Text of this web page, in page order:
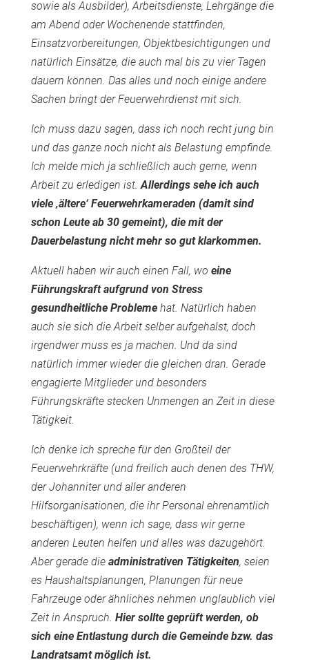
sowie als Ausbilder), Arbeitsdienste, Lehrgänge die
am Abend oder Wochenende stattfinden,
Einsatzvorbereitungen, Objektbesichtigungen und
natürlich Einsätze, die auch mal bis zu vier Tagen
dauern können. Das alles und noch einige andere
Sachen bringt der Feuerwehrdienst mit sich.
Ich muss dazu sagen, dass ich noch recht jung bin
und das ganze noch nicht als Belastung empfinde.
Ich melde mich ja schließlich auch gerne, wenn
Arbeit zu erledigen ist. Allerdings sehe ich auch
viele ‚ältere‘ Feuerwehrkameraden (damit sind
schon Leute ab 30 gemeint), die mit der
Dauerbelastung nicht mehr so gut klarkommen.
Aktuell haben wir auch einen Fall, wo eine
Führungskraft aufgrund von Stress
gesundheitliche Problemehat. Natürlich haben
auch sie sich die Arbeit selber aufgehalst, doch
irgendwer muss es ja machen. Und da sind
natürlich immer wieder die gleichen dran. Gerade
engagierte Mitglieder und besonders
Führungskräfte stecken Unmengen an Zeit in diese
Tätigkeit.
Ich denke ich spreche für den Großteil der
Feuerwehrkräfte (und freilich auch denen des THW,
der Johanniter und aller anderen
Hilfsorganisationen, die ihr Personal ehrenamtlich
beschäftigen), wenn ich sage, dass wir gerne
anderen Leuten helfen und alles was dazugehört.
Aber gerade die administrativen Tätigkeiten, seien
es Haushaltsplanungen, Planungen für neue
Fahrzeuge oder ähnliches nehmen unglaublich viel
Zeit in Anspruch. Hier sollte geprüft werden, ob
sich eine Entlastung durch die Gemeinde bzw. das
Landratsamt möglich ist.